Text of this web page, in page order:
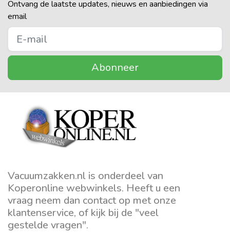
Ontvang de laatste updates, nieuws en aanbiedingen via
email
Abonneer
Vacuumzakken.nl is onderdeel van
Koperonline webwinkels. Heeft u een
vraag neem dan contact op met onze
klantenservice, of kijk bij de "veel
gestelde vragen".